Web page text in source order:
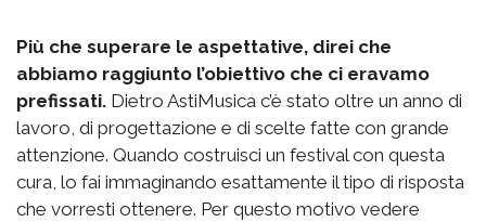
Più che superare le aspettative, direi che
abbiamo raggiunto l’obiettivo che ci eravamo
prefissati. Dietro AstiMusica c’è stato oltre un anno di
lavoro, di progettazione e di scelte fatte con grande
attenzione. Quando costruisci un festival con questa
cura, lo fai immaginando esattamente il tipo di risposta
che vorresti ottenere. Per questo motivo vedere